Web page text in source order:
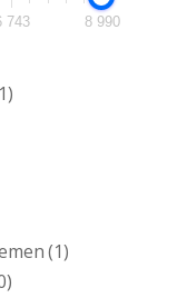
743 8 990
(1)